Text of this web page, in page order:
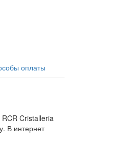
оплаты
Cristalleria
В интернет